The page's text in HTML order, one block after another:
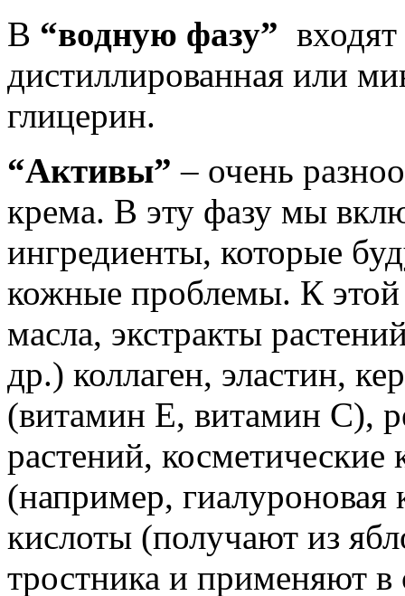
В “водную фазу”
дистиллированная или
глицерин.
“Активы” – очень
крема. В эту фазу мы
ингредиенты, которые
кожные проблемы. К этой
масла, экстракты
др.) коллаген, эластин,
(витамин Е, витамин С),
растений, косметические
(например, гиалуроновая
кислоты (получают из
тростника и применяют